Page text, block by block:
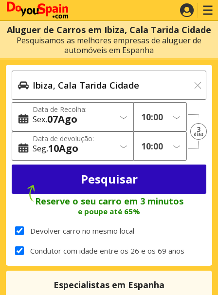
Aluguer de Carros em Ibiza, Cala Tarida Cidade
Pesquisamos as melhores empresas de aluguer de
automóveis em Espanha
Data de Recolha:
Sex 07Ago
Data de devolução:
Seg 10Ago
3
dias
Reserve o seu carro em 3 minutos
e poupe até 65%
Devolver carro no mesmo local
Condutor com idade entre os 26 e os 69 anos
Especialistas em Espanha